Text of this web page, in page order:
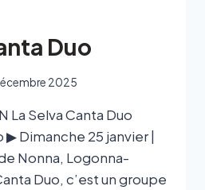
Duo
2025
La Selva Canta Duo
Dimanche 25 janvier |
Nonna, Logonna-
Duo, c’est un groupe